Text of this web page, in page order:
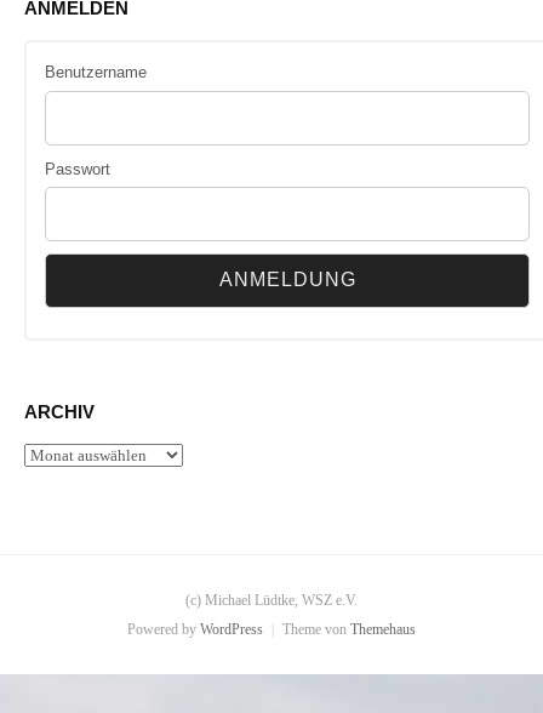
ANMELDEN
Benutzername
Passwort
ARCHIV
Archiv
(c) Michael Lüdtke, WSZ e.V.
Powered by WordPress Theme von Themehaus